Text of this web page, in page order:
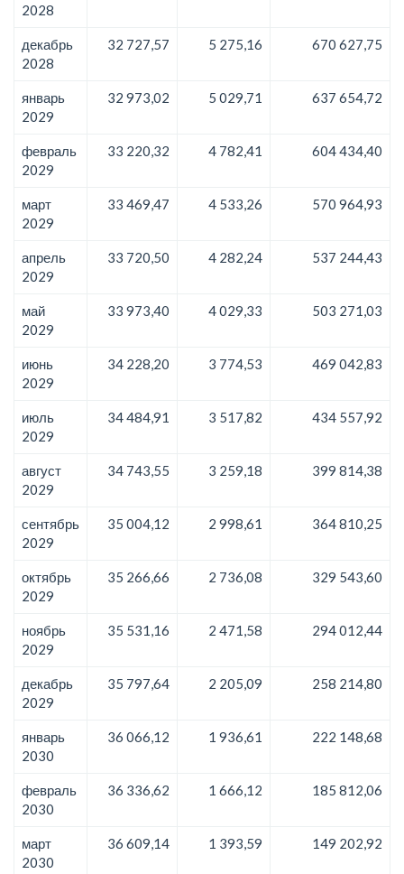
2028
декабрь
2028
32 727,57 5 275,16 670 627,75
январь
2029
32 973,02 5 029,71 637 654,72
февраль
2029
33 220,32 4 782,41 604 434,40
март
2029
33 469,47 4 533,26 570 964,93
апрель
2029
33 720,50 4 282,24 537 244,43
май
2029
33 973,40 4 029,33 503 271,03
июнь
2029
34 228,20 3 774,53 469 042,83
июль
2029
34 484,91 3 517,82 434 557,92
август
2029
34 743,55 3 259,18 399 814,38
сентябрь
2029
35 004,12 2 998,61 364 810,25
октябрь
2029
35 266,66 2 736,08 329 543,60
ноябрь
2029
35 531,16 2 471,58 294 012,44
декабрь
2029
35 797,64 2 205,09 258 214,80
январь
2030
36 066,12 1 936,61 222 148,68
февраль
2030
36 336,62 1 666,12 185 812,06
март
2030
36 609,14 1 393,59 149 202,92